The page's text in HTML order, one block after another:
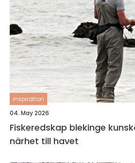
inspiration
04. May 2026
Fiskeredskap blekinge kunskap, kvalitet och
närhet till havet